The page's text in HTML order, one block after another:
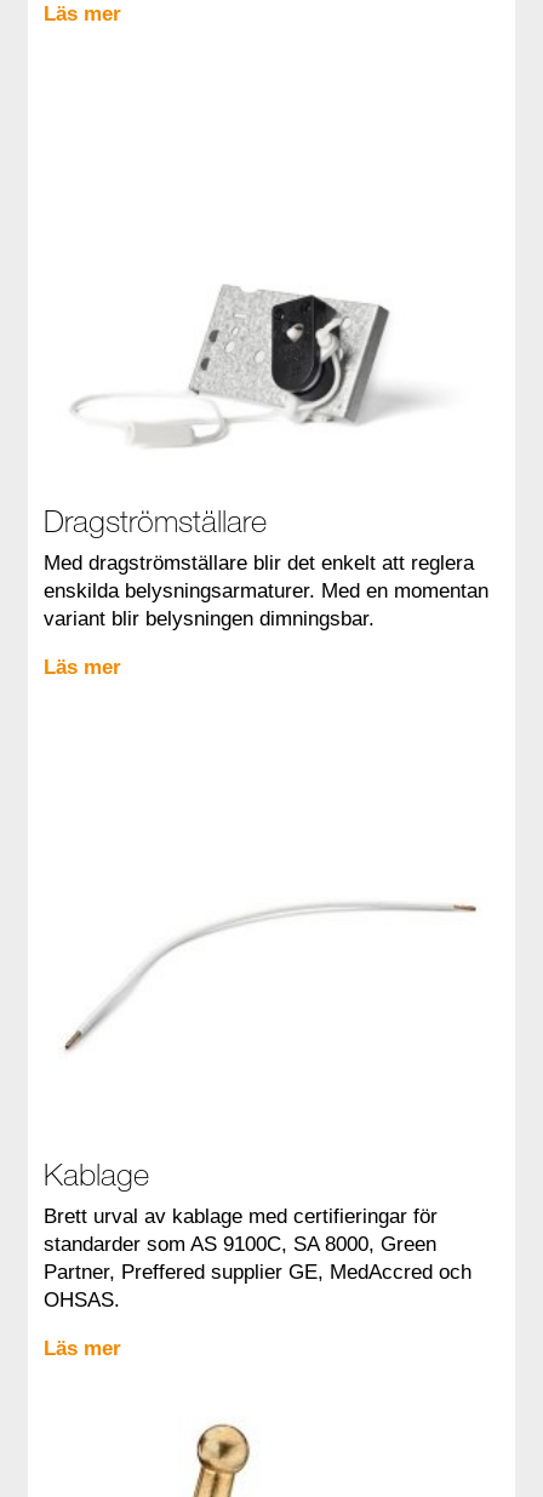
Läs mer
Dragströmställare
Med dragströmställare blir det enkelt att reglera
enskilda belysningsarmaturer. Med en momentan
variant blir belysningen dimningsbar.
Läs mer
Kablage
Brett urval av kablage med certifieringar för
standarder som AS 9100C, SA 8000, Green
Partner, Preffered supplier GE, MedAccred och
OHSAS.
Läs mer